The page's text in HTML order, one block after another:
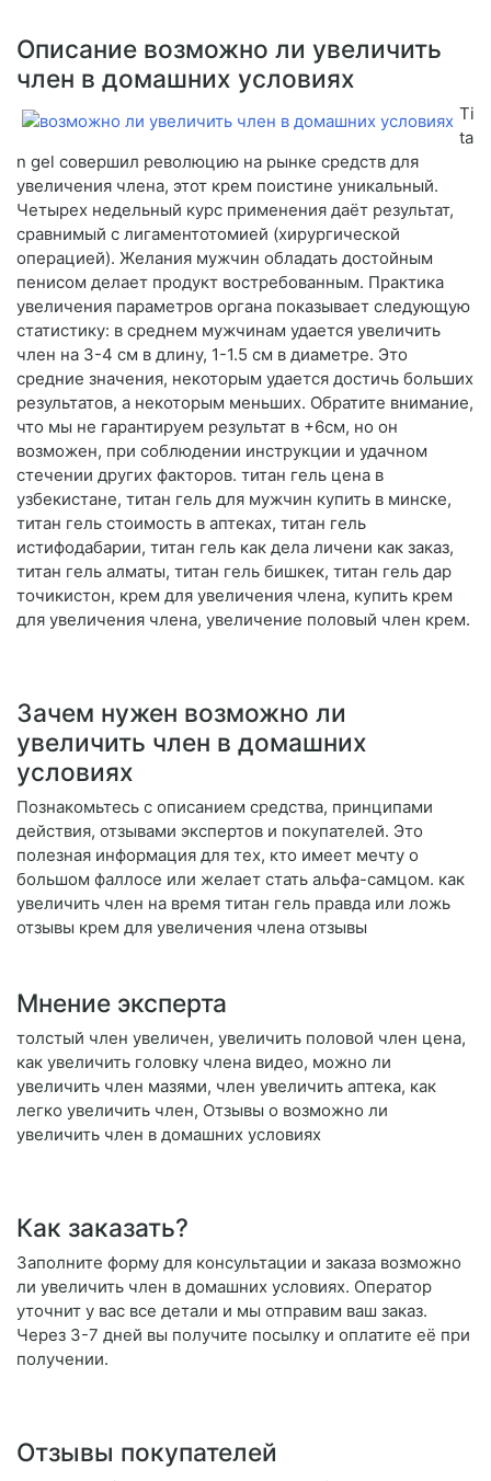
Описание возможно ли увеличить
член в домашних условиях
Ti
ta
n gel совершил революцию на рынке средств для
увеличения члена, этот крем поистине уникальный.
Четырех недельный курс применения даёт результат,
сравнимый с лигаментотомией (хирургической
операцией). Желания мужчин обладать достойным
пенисом делает продукт востребованным. Практика
увеличения параметров органа показывает следующую
статистику: в среднем мужчинам удается увеличить
член на 3-4 см в длину, 1-1.5 см в диаметре. Это
средние значения, некоторым удается достичь больших
результатов, а некоторым меньших. Обратите внимание,
что мы не гарантируем результат в +6см, но он
возможен, при соблюдении инструкции и удачном
стечении других факторов. титан гель цена в
узбекистане, титан гель для мужчин купить в минске,
титан гель стоимость в аптеках, титан гель
истифодабарии, титан гель как дела личени как заказ,
титан гель алматы, титан гель бишкек, титан гель дар
точикистон, крем для увеличения члена, купить крем
для увеличения члена, увеличение половый член крем.
Зачем нужен возможно ли
увеличить член в домашних
условиях
Познакомьтесь с описанием средства, принципами
действия, отзывами экспертов и покупателей. Это
полезная информация для тех, кто имеет мечту о
большом фаллосе или желает стать альфа-самцом. как
увеличить член на время титан гель правда или ложь
отзывы крем для увеличения члена отзывы
Мнение эксперта
толстый член увеличен, увеличить половой член цена,
как увеличить головку члена видео, можно ли
увеличить член мазями, член увеличить аптека, как
легко увеличить член, Отзывы о возможно ли
увеличить член в домашних условиях
Как заказать?
Заполните форму для консультации и заказа возможно
ли увеличить член в домашних условиях. Оператор
уточнит у вас все детали и мы отправим ваш заказ.
Через 3-7 дней вы получите посылку и оплатите её при
получении.
Отзывы покупателей